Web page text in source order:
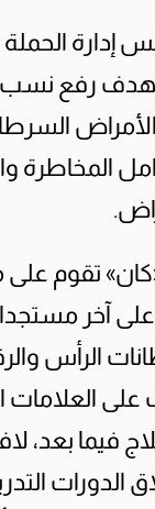
الحملة
بهدف رفع
المخاطرة
تقوم على
على آخر
الرأس
على العلامات
فيما بعد،
الدورات